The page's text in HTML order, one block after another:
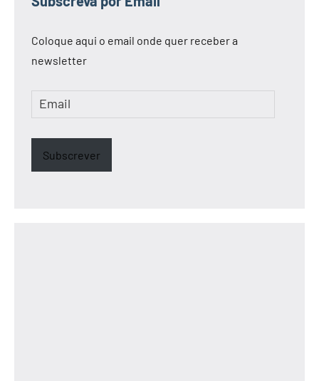
Coloque aqui o email onde quer receber a
newsletter
Email
Subscrever